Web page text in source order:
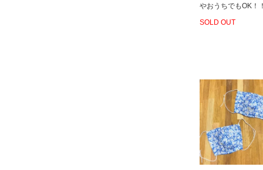
やおうちでもOK！
SOLD OUT